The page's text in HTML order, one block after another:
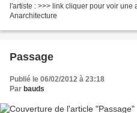
l'artiste : >>> link cliquer pour voir une
Anarchitecture
Passage
Publié le 06/02/2012 à 23:18
Par bauds